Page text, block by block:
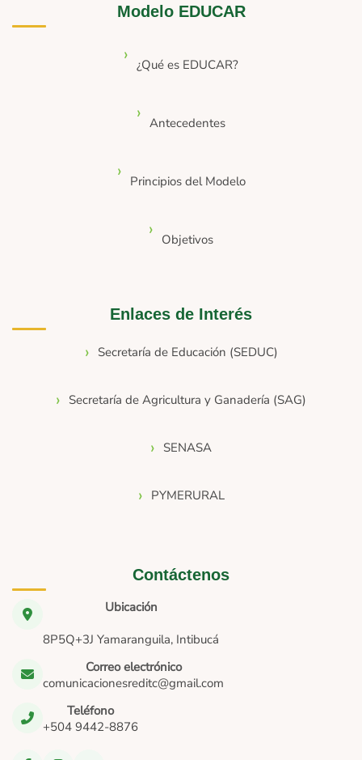
Modelo EDUCAR
¿Qué es EDUCAR?
Antecedentes
Principios del Modelo
Objetivos
Enlaces de Interés
Secretaría de Educación (SEDUC)
Secretaría de Agricultura y Ganadería (SAG)
SENASA
PYMERURAL
Contáctenos
Ubicación
8P5Q+3J Yamaranguila, Intibucá
Correo electrónico
comunicacionesreditc@gmail.com
Teléfono
+504 9442-8876